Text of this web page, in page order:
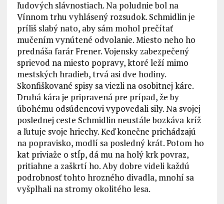
ľudových slávnostiach. Na poludnie bol na
Vínnom trhu vyhlásený rozsudok. Schmidlin je
príliš slabý nato, aby sám mohol prečítať
mučením vynútené odvolanie. Miesto neho ho
prednáša farár Frener. Vojensky zabezpečený
sprievod na miesto popravy, ktoré leží mimo
mestských hradieb, trvá asi dve hodiny.
Skonfiškované spisy sa viezli na osobitnej káre.
Druhá kára je pripravená pre prípad, že by
úbohému odsúdencovi vypovedali sily. Na svojej
poslednej ceste Schmidlin neustále bozkáva kríž
a ľutuje svoje hriechy. Keď konečne prichádzajú
na popravisko, modlí sa posledný krát. Potom ho
kat priviaže o stĺp, dá mu na holý krk povraz,
pritiahne a zaškrtí ho. Aby dobre videli každú
podrobnosť tohto hrozného divadla, mnohí sa
vyšplhali na stromy okolitého lesa.